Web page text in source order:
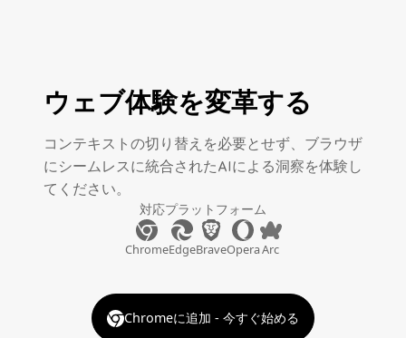
ウェブ体験を変革する
コンテキストの切り替えを必要とせず、ブラウザ
にシームレスに統合されたAIによる洞察を体験し
てください。
対応プラットフォーム
ChromeEdgeBraveOperaArc
Chromeに追加 - 今すぐ始める